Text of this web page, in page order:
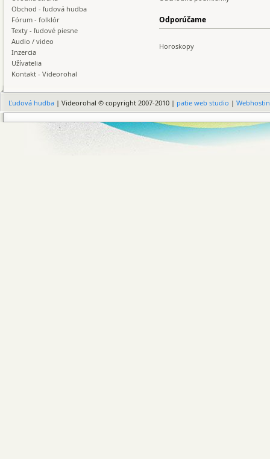
Obchod - ľudová hudba
Fórum - folklór
Texty - ľudové piesne
Audio / video
Inzercia
Užívatelia
Kontakt - Videorohal
Odporúčame
Horoskopy
Ľudová hudba | Videorohal © copyright 2007-2010 | patie web studio |